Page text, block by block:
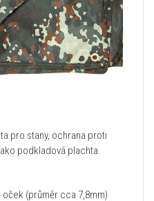
pro stany, ochrana proti
podkladová plachta.
(průměr cca 7,8mm)